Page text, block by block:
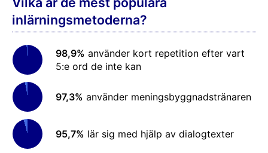
inlärningsmetoderna?
98,9% använder kort repetition efter vart
5:e ord de inte kan
97,3% använder meningsbyggnadstränaren
95,7% lär sig med hjälp av dialogtexter